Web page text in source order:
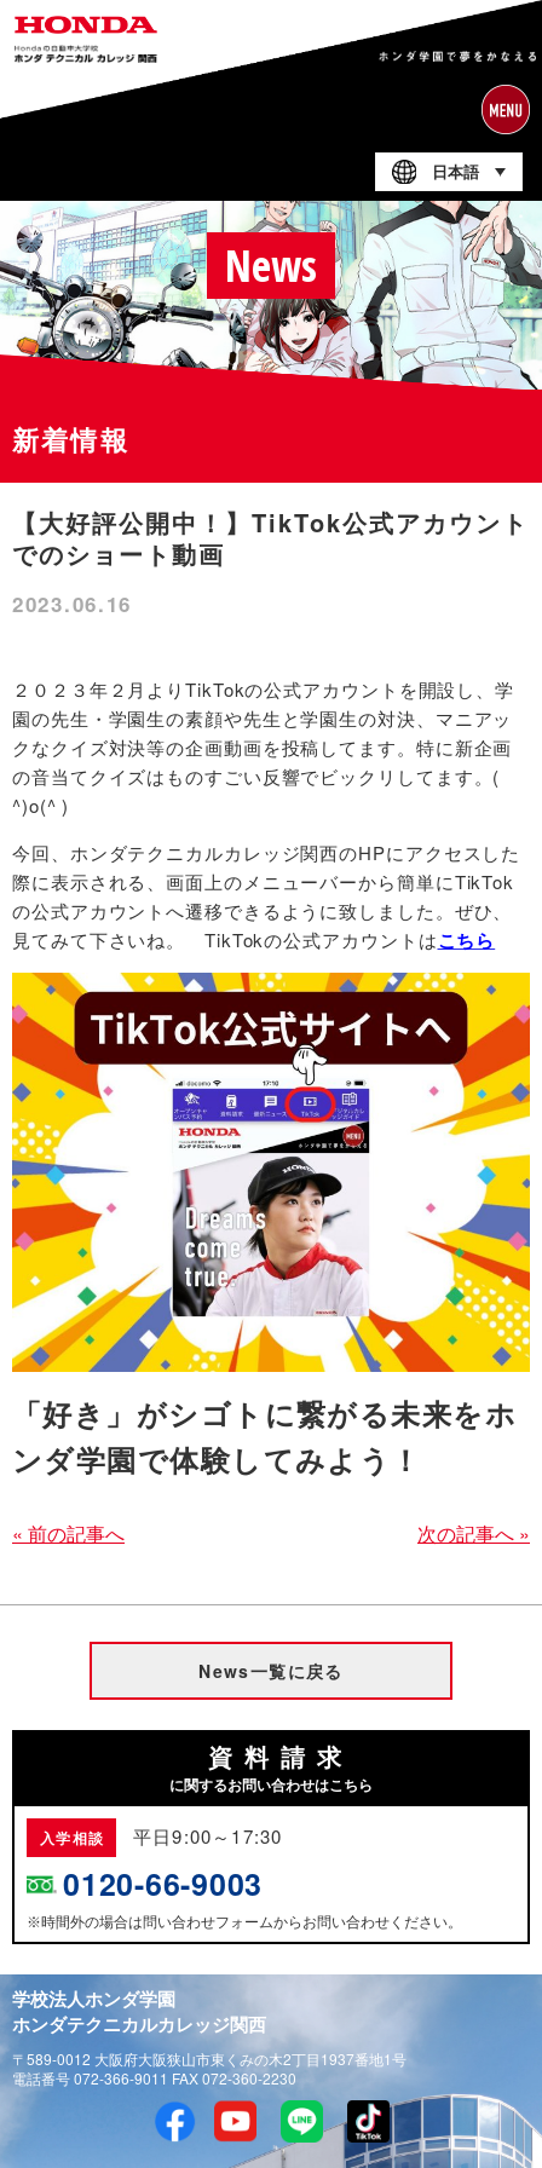
日本語
News
新着情報
【大好評公開中！】TikTok公式アカウント
でのショート動画
2023.06.16
２０２３年２月よりTikTokの公式アカウントを開設し、学
園の先生・学園生の素顔や先生と学園生の対決、マニアッ
クなクイズ対決等の企画動画を投稿してます。特に新企画
の音当てクイズはものすごい反響でビックリしてます。(
^)o(^ )
今回、ホンダテクニカルカレッジ関西のHPにアクセスした
際に表示される、画面上のメニューバーから簡単にTikTok
の公式アカウントへ遷移できるように致しました。ぜひ、
見てみて下さいね。 TikTokの公式アカウントはこちら
「好き」がシゴトに繋がる未来をホ
ンダ学園で体験してみよう！
« 前の記事へ 次の記事へ »
News一覧に戻る
資料請求
に関するお問い合わせはこちら
入学相談 平日9:00～17:30
0120-66-9003
※時間外の場合は問い合わせフォームからお問い合わせください。
学校法人ホンダ学園
ホンダテクニカルカレッジ関西
〒589-0012 大阪府大阪狭山市東くみの木2丁目1937番地1号
電話番号 072-366-9011 FAX 072-360-2230